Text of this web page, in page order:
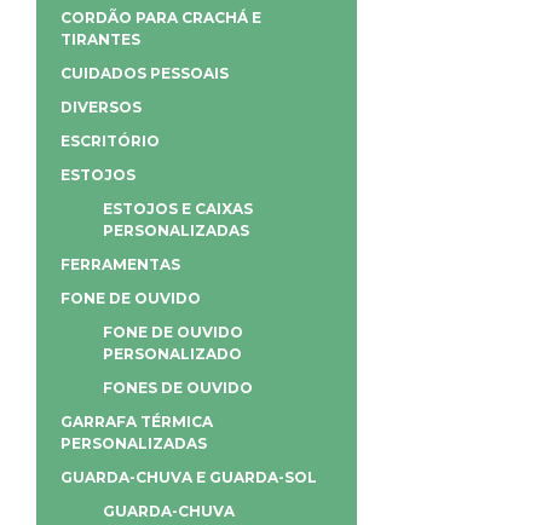
CORDÃO PARA CRACHÁ E
TIRANTES
CUIDADOS PESSOAIS
DIVERSOS
ESCRITÓRIO
ESTOJOS
ESTOJOS E CAIXAS
PERSONALIZADAS
FERRAMENTAS
FONE DE OUVIDO
FONE DE OUVIDO
PERSONALIZADO
FONES DE OUVIDO
GARRAFA TÉRMICA
PERSONALIZADAS
GUARDA-CHUVA E GUARDA-SOL
GUARDA-CHUVA